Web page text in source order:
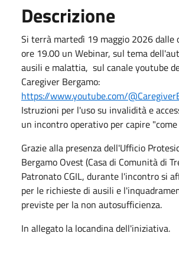
Descrizione
Si terrà martedì 19 maggio 2026 dalle
ore 19.00 un Webinar, sul tema
ausili e malattia, sul canale youtube
Caregiver Bergamo:
https://www.youtube.com/
Istruzioni per l'uso su invalidità e
un incontro operativo per capire "come
Grazie alla presenza dell'Ufficio
Bergamo Ovest (Casa di Comunità di
Patronato CGIL, durante l'incontro si
per le richieste di ausili e
previste per la non autosufficienza.
In allegato la locandina dell'iniziativa.